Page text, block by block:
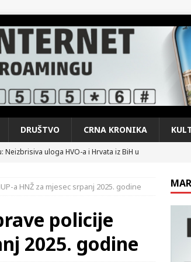
DRUŠTVO CRNA KRONIKA
uloga HVO-a i Hrvata iz BiH u
iseljena i domovinska Hrvatska dišu
događaja za protekli vikend
a HNŽ za mjesec srpanj 2025. godine
policije
2025. godine